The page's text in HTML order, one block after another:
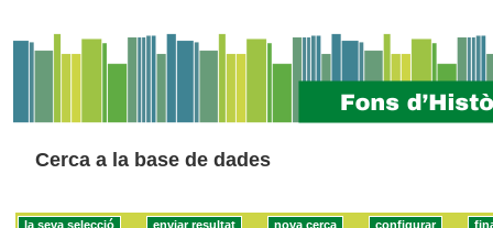
Cerca a la base de dades